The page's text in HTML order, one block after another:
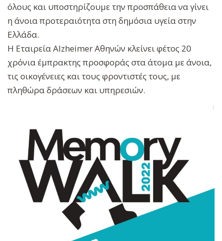
όλους και υποστηρίζουμε την προσπάθεια να γίνει
η άνοια προτεραιότητα στη δημόσια υγεία στην
Ελλάδα.
Η Εταιρεία Alzheimer Αθηνών κλείνει φέτος 20
χρόνια έμπρακτης προσφοράς στα άτομα με άνοια,
τις οικογένειες και τους φροντιστές τους, με
πληθώρα δράσεων και υπηρεσιών.